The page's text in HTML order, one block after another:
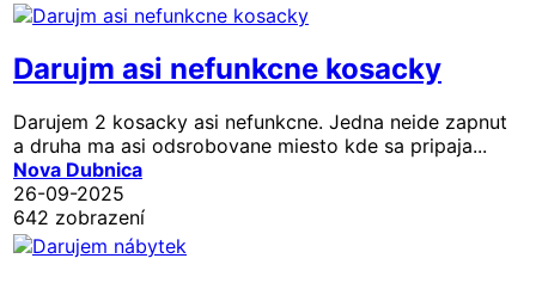
Darujm asi nefunkcne kosacky
Darujem 2 kosacky asi nefunkcne. Jedna neide zapnut
a druha ma asi odsrobovane miesto kde sa pripaja...
Nova Dubnica
26-09-2025
642 zobrazení